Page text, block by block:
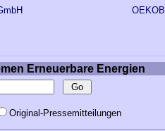
Erneuerbare Energien
Original-Pressemitteilungen